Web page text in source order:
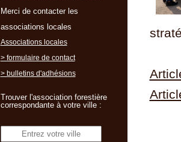
Merci de contacter les
associations locales
Associations locales
> formulaire de contact
> bulletins d'adhésions
Trouver l'association forestière
correspondante à votre ville :